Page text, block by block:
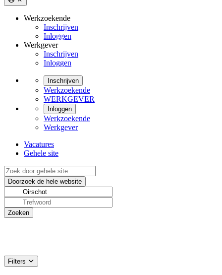
Werkzoekende
Inschrijven
Inloggen
Werkgever
Inschrijven
Inloggen
Inschrijven
Werkzoekende
WERKGEVER
Inloggen
Werkzoekende
Werkgever
Vacatures
Gehele site
Filters